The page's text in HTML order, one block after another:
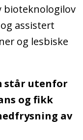
bioteknologilov
assistert
og lesbiske
står utenfor
og fikk
av